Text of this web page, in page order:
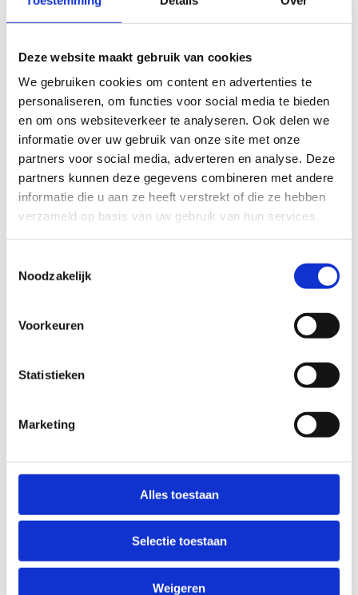
Deze website maakt gebruik van cookies
We gebruiken cookies om content en advertenties te
personaliseren, om functies voor social media te bieden
en om ons websiteverkeer te analyseren. Ook delen we
informatie over uw gebruik van onze site met onze
partners voor social media, adverteren en analyse. Deze
partners kunnen deze gegevens combineren met andere
informatie die u aan ze heeft verstrekt of die ze hebben
verzameld op basis van uw gebruik van hun services.
Noodzakelijk
Voorkeuren
Statistieken
Marketing
Alles toestaan
Selectie toestaan
Weigeren
24 SEP.
Breng je sportclub naar school
Elk jaar mogen leerlingen de vierde woensdag in
september in hun sportoutfit naar school.
8 JUL. - 13 AUG.
Tijdens de zomermaanden kan je aan de Belgische
sportaanbod voor jong en oud.
10.000 stappen